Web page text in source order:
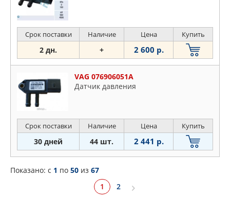
Срок поставки Наличие Цена Купить
2 дн. + 2 600 р.
VAG 076906051A
Датчик давления
Срок поставки Наличие Цена Купить
30 дней 44 шт. 2 441 р.
Показано: c 1 по 50 из 67
1
2